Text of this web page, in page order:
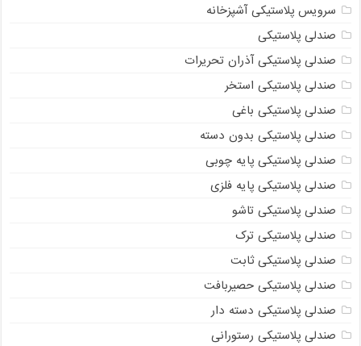
سرویس پلاستیکی آشپزخانه
صندلی پلاستیکی
صندلی پلاستیکی آذران تحریرات
صندلی پلاستیکی استخر
صندلی پلاستیکی باغی
صندلی پلاستیکی بدون دسته
صندلی پلاستیکی پایه چوبی
صندلی پلاستیکی پایه فلزی
صندلی پلاستیکی تاشو
صندلی پلاستیکی ترک
صندلی پلاستیکی ثابت
صندلی پلاستیکی حصیربافت
صندلی پلاستیکی دسته دار
صندلی پلاستیکی رستورانی